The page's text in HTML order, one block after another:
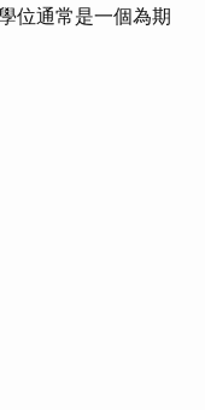
位通常是一個為期